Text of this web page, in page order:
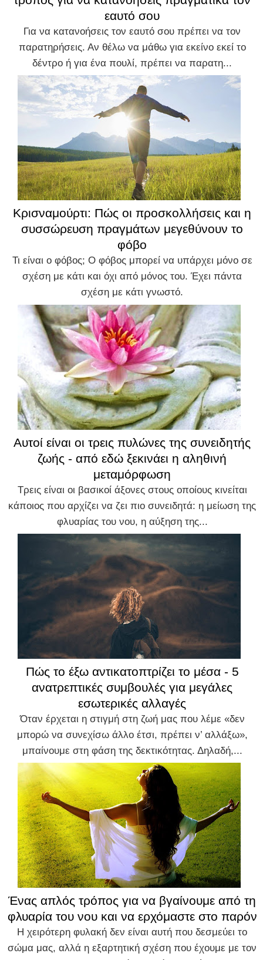
εαυτό σου
Για να κατανοήσεις τον εαυτό σου πρέπει να τον
παρατηρήσεις. Αν θέλω να μάθω για εκείνο εκεί το
δέντρο ή για ένα πουλί, πρέπει να παρατη...
Κρισναμούρτι: Πώς οι προσκολλήσεις και η
συσσώρευση πραγμάτων μεγεθύνουν το
φόβο
Τι είναι ο φόβος; Ο φόβος μπορεί να υπάρχει μόνο σε
σχέση με κάτι και όχι από μόνος του. Έχει πάντα
σχέση με κάτι γνωστό.
Αυτοί είναι οι τρεις πυλώνες της συνειδητής
ζωής - από εδώ ξεκινάει η αληθινή
μεταμόρφωση
Τρεις είναι οι βασικοί άξονες στους οποίους κινείται
κάποιος που αρχίζει να ζει πιο συνειδητά: η μείωση της
φλυαρίας του νου, η αύξηση της...
Πώς το έξω αντικατοπτρίζει το μέσα - 5
ανατρεπτικές συμβουλές για μεγάλες
εσωτερικές αλλαγές
Όταν έρχεται η στιγμή στη ζωή μας που λέμε «δεν
μπορώ να συνεχίσω άλλο έτσι, πρέπει ν’ αλλάξω»,
μπαίνουμε στη φάση της δεκτικότητας. Δηλαδή,...
Ένας απλός τρόπος για να βγαίνουμε από τη
φλυαρία του νου και να ερχόμαστε στο παρόν
Η χειρότερη φυλακή δεν είναι αυτή που δεσμεύει το
σώμα μας, αλλά η εξαρτητική σχέση που έχουμε με τον